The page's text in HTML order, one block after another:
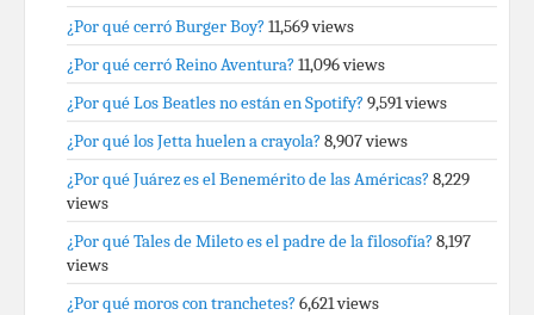
¿Por qué cerró Burger Boy? 11,569 views
¿Por qué cerró Reino Aventura? 11,096 views
¿Por qué Los Beatles no están en Spotify? 9,591 views
¿Por qué los Jetta huelen a crayola? 8,907 views
¿Por qué Juárez es el Benemérito de las Américas? 8,229
views
¿Por qué Tales de Mileto es el padre de la filosofía? 8,197
views
¿Por qué moros con tranchetes? 6,621 views